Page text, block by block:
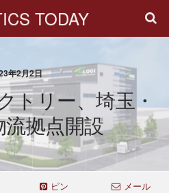
TODAY
年2月2日
トリー、埼玉・
拠点開設
ピン メール